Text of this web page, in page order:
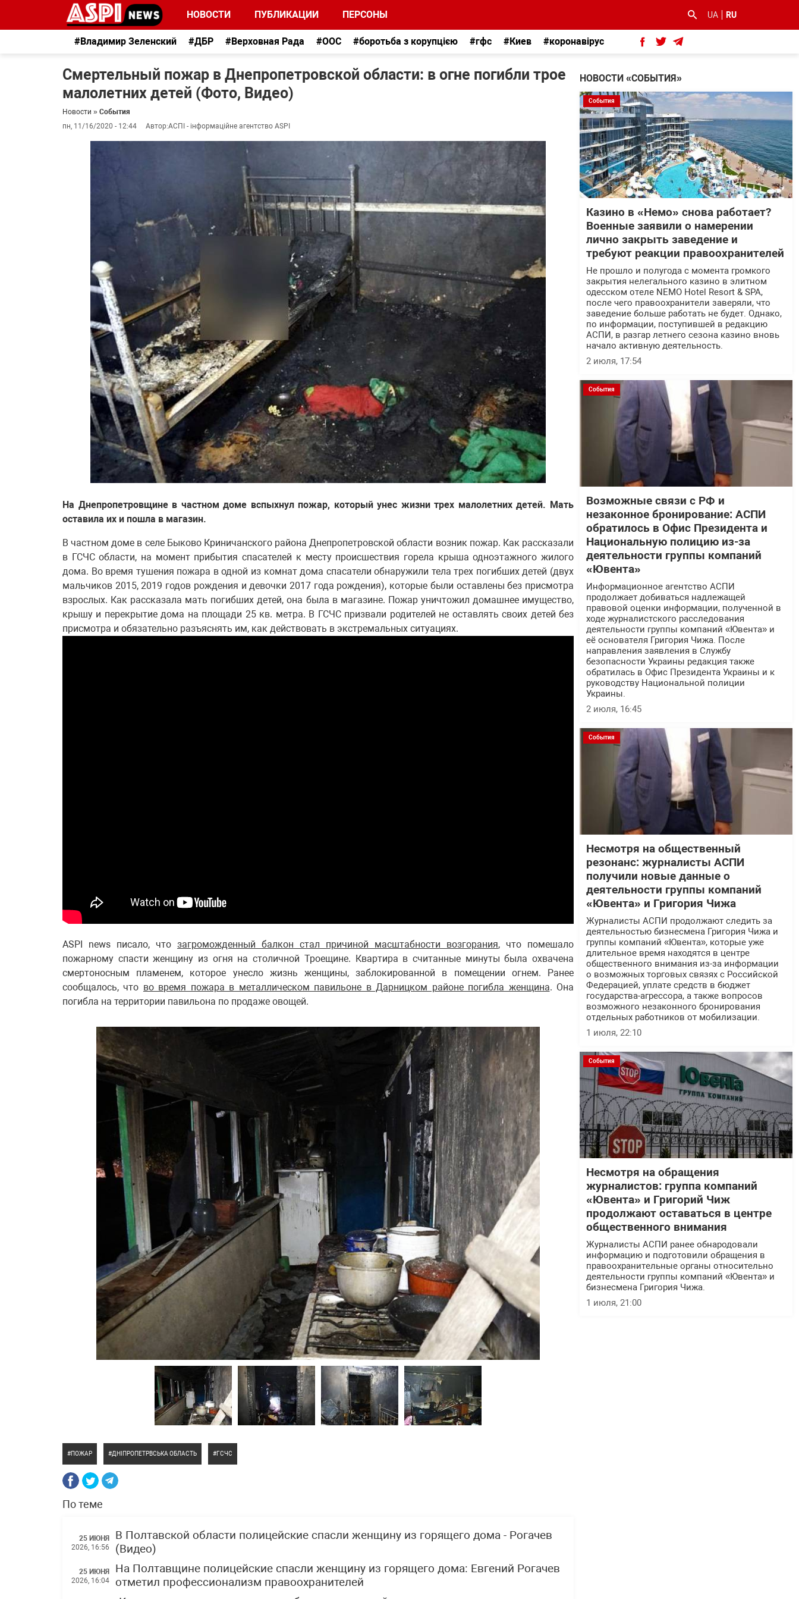
НОВОСТИ ПУБЛИКАЦИИ ПЕРСОНЫ UA RU
#Владимир Зеленский #ДБР #Верховная Рада #ООС #боротьба з корупцією #гфс #Киев #коронавірус
Смертельный пожар в Днепропетровской области: в огне погибли трое
малолетних детей (Фото, Видео)
Новости » События
пн, 11/16/2020 - 12:44
Автор:АСПІ - інформаційне агентство ASPI
На Днепропетровщине в частном доме вспыхнул пожар, который унес жизни трех малолетних детей. Мать
оставила их и пошла в магазин.
В частном доме в селе Быково Криничанского района Днепропетровской области возник пожар. Как рассказали
в ГСЧС области, на момент прибытия спасателей к месту происшествия горела крыша одноэтажного жилого
дома. Во время тушения пожара в одной из комнат дома спасатели обнаружили тела трех погибших детей (двух
мальчиков 2015, 2019 годов рождения и девочки 2017 года рождения), которые были оставлены без присмотра
взрослых. Как рассказала мать погибших детей, она была в магазине. Пожар уничтожил домашнее имущество,
крышу и перекрытие дома на площади 25 кв. метра. В ГСЧС призвали родителей не оставлять своих детей без
присмотра и обязательно разъяснять им, как действовать в экстремальных ситуациях.
ASPI news писало, что загроможденный балкон стал причиной масштабности возгорания, что помешало
пожарному спасти женщину из огня на столичной Троещине. Квартира в считанные минуты была охвачена
смертоносным пламенем, которое унесло жизнь женщины, заблокированной в помещении огнем. Ранее
сообщалось, что во время пожара в металлическом павильоне в Дарницком районе погибла женщина. Она
погибла на территории павильона по продаже овощей.
ПОЖАР ДНІПРОПЕТРВСЬКА ОБЛАСТЬ ГСЧС
По теме
25 ИЮНЯ
2026, 16:56
В Полтавской области полицейские спасли женщину из горящего дома - Рогачев
(Видео)
25 ИЮНЯ
2026, 16:04
На Полтавщине полицейские спасли женщину из горящего дома: Евгений Рогачев
отметил профессионализм правоохранителей
НОВОСТИ «СОБЫТИЯ»
События
Казино в «Немо» снова работает?
Военные заявили о намерении
лично закрыть заведение и
требуют реакции правоохранителей
Не прошло и полугода с момента громкого
закрытия нелегального казино в элитном
одесском отеле NEMO Hotel Resort & SPA,
после чего правоохранители заверяли, что
заведение больше работать не будет. Однако,
по информации, поступившей в редакцию
АСПИ, в разгар летнего сезона казино вновь
начало активную деятельность.
2 июля, 17:54
События
Возможные связи с РФ и
незаконное бронирование: АСПИ
обратилось в Офис Президента и
Национальную полицию из-за
деятельности группы компаний
«Ювента»
Информационное агентство АСПИ
продолжает добиваться надлежащей
правовой оценки информации, полученной в
ходе журналистского расследования
деятельности группы компаний «Ювента» и
её основателя Григория Чижа. После
направления заявления в Службу
безопасности Украины редакция также
обратилась в Офис Президента Украины и к
руководству Национальной полиции
Украины.
2 июля, 16:45
События
Несмотря на общественный
резонанс: журналисты АСПИ
получили новые данные о
деятельности группы компаний
«Ювента» и Григория Чижа
Журналисты АСПИ продолжают следить за
деятельностью бизнесмена Григория Чижа и
группы компаний «Ювента», которые уже
длительное время находятся в центре
общественного внимания из-за информации
о возможных торговых связях с Российской
Федерацией, уплате средств в бюджет
государства-агрессора, а также вопросов
возможного незаконного бронирования
отдельных работников от мобилизации.
1 июля, 22:10
События
Несмотря на обращения
журналистов: группа компаний
«Ювента» и Григорий Чиж
продолжают оставаться в центре
общественного внимания
Журналисты АСПИ ранее обнародовали
информацию и подготовили обращения в
правоохранительные органы относительно
деятельности группы компаний «Ювента» и
бизнесмена Григория Чижа.
1 июля, 21:00